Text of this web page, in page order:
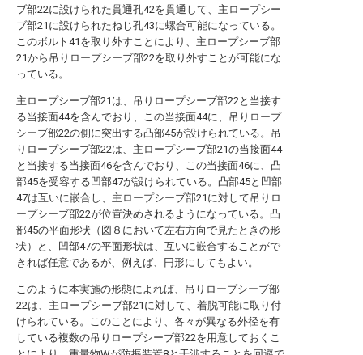
ブ部22に設けられた貫通孔42を貫通して、主ロープシー
ブ部21に設けられたねじ孔43に螺合可能になっている。
このボルト41を取り外すことにより、主ロープシーブ部
21から吊りロープシーブ部22を取り外すことが可能にな
っている。
主ロープシーブ部21は、吊りロープシーブ部22と当接す
る当接面44を含んでおり、この当接面44に、吊りロープ
シーブ部22の側に突出する凸部45が設けられている。吊
りロープシーブ部22は、主ロープシーブ部21の当接面44
と当接する当接面46を含んでおり、この当接面46に、凸
部45を受容する凹部47が設けられている。凸部45と凹部
47は互いに嵌合し、主ロープシーブ部21に対して吊りロ
ープシーブ部22が位置決めされるようになっている。凸
部45の平面形状（図８において左右方向で見たときの形
状）と、凹部47の平面形状は、互いに嵌合することがで
きれば任意であるが、例えば、円形にしてもよい。
このように本実施の形態によれば、吊りロープシーブ部
22は、主ロープシーブ部21に対して、着脱可能に取り付
けられている。このことにより、各々が異なる外径を有
している複数の吊りロープシーブ部22を用意しておくこ